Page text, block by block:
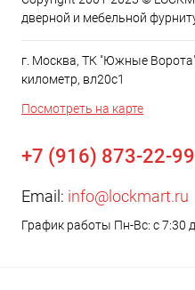
дверной и мебельной
г. Москва, ТК "Южные
километр, вл20с1
Посмотреть на карте
+7 (916) 873-22-99
Email: info@lockmart.ru
График работы Пн-Вс: с 7:30